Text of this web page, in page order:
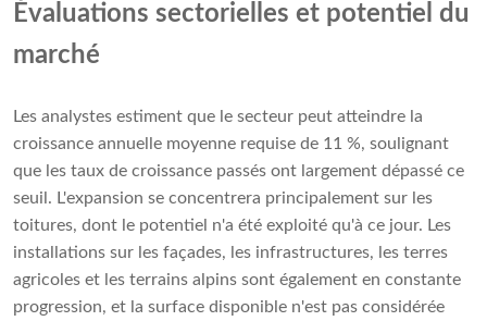
Évaluations sectorielles et potentiel du
marché
Les analystes estiment que le secteur peut atteindre la
croissance annuelle moyenne requise de 11 %, soulignant
que les taux de croissance passés ont largement dépassé ce
seuil. L'expansion se concentrera principalement sur les
toitures, dont le potentiel n'a été exploité qu'à ce jour. Les
installations sur les façades, les infrastructures, les terres
agricoles et les terrains alpins sont également en constante
progression, et la surface disponible n'est pas considérée